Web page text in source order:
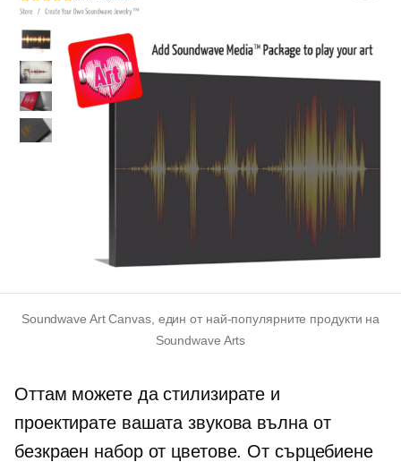
Soundwave Art Canvas, един от най-популярните продукти на
Soundwave Arts
Оттам можете да стилизирате и
проектирате вашата звукова вълна от
безкраен набор от цветове. От сърцебиене